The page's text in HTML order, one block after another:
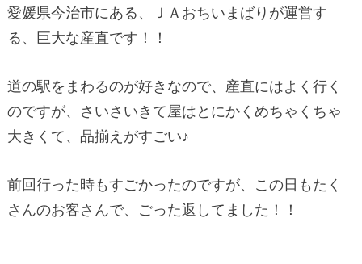
愛媛県今治市にある、ＪＡおちいまばりが運営す
る、巨大な産直です！！
道の駅をまわるのが好きなので、産直にはよく行く
のですが、さいさいきて屋はとにかくめちゃくちゃ
大きくて、品揃えがすごい♪
前回行った時もすごかったのですが、この日もたく
さんのお客さんで、ごった返してました！！